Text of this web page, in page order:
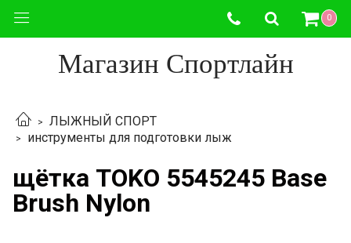
0
Магазин Спортлайн
ЛЫЖНЫЙ СПОРТ
инструменты для подготовки лыж
щётка TOKO 5545245 Base
Brush Nylon